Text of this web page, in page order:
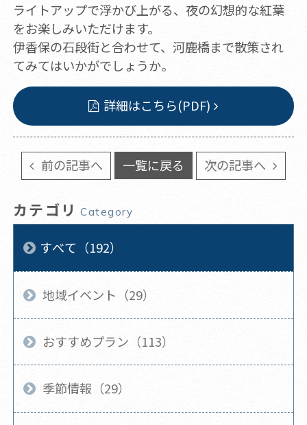
ライトアップで浮かび上がる、夜の幻想的な紅葉
をお楽しみいただけます。
伊香保の石段街と合わせて、河鹿橋まで散策され
てみてはいかがでしょうか。
詳細はこちら(PDF)
前の記事へ 一覧に戻る 次の記事へ
カテゴリ Category
すべて（192）
地域イベント（29）
おすすめプラン（113）
季節情報（29）